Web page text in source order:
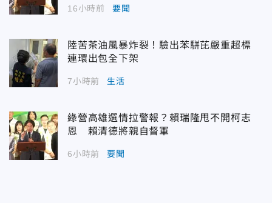
16小時前 要聞
陸苦茶油風暴炸裂！驗出苯駢芘嚴重超標
連環出包全下架
7小時前 生活
綠營高雄選情拉警報？賴瑞隆甩不開柯志
恩 賴清德將親自督軍
6小時前 要聞